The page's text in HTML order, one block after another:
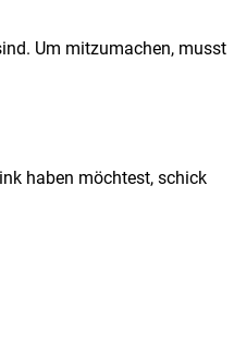
Um mitzumachen, musst
haben möchtest, schick